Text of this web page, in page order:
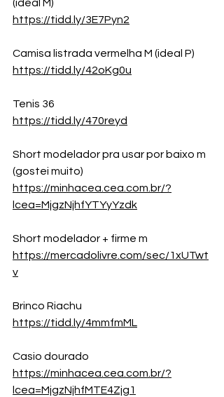
(ideal M)
https://tidd.ly/3E7Pyn2
Camisa listrada vermelha M (ideal P)
https://tidd.ly/42oKg0u
Tenis 36
https://tidd.ly/470reyd
Short modelador pra usar por baixo m
(gostei muito)
https://minhacea.cea.com.br/?
lcea=MjgzNjhfYTYyYzdk
Short modelador + firme m
https://mercadolivre.com/sec/1xUTwt
v
Brinco Riachu
https://tidd.ly/4mmfmML
Casio dourado
https://minhacea.cea.com.br/?
lcea=MjgzNjhfMTE4Zjg1